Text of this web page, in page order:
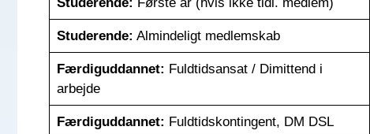
Studerende: Almindeligt medlemskab
Færdiguddannet: Fuldtidsansat / Dimittend i
arbejde
Færdiguddannet: Fuldtidskontingent, DM DSL